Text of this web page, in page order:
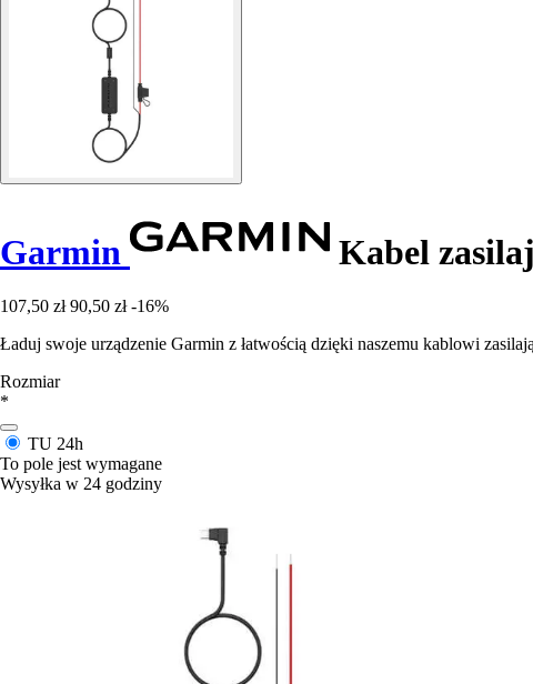
Garmin Kabel
107,50 zł 90,50 zł -16%
Ładuj swoje urządzenie Garmin z łatwością dzięki naszemu kablowi
Rozmiar
*
TU 24h
To pole jest wymagane
Wysyłka w 24 godziny